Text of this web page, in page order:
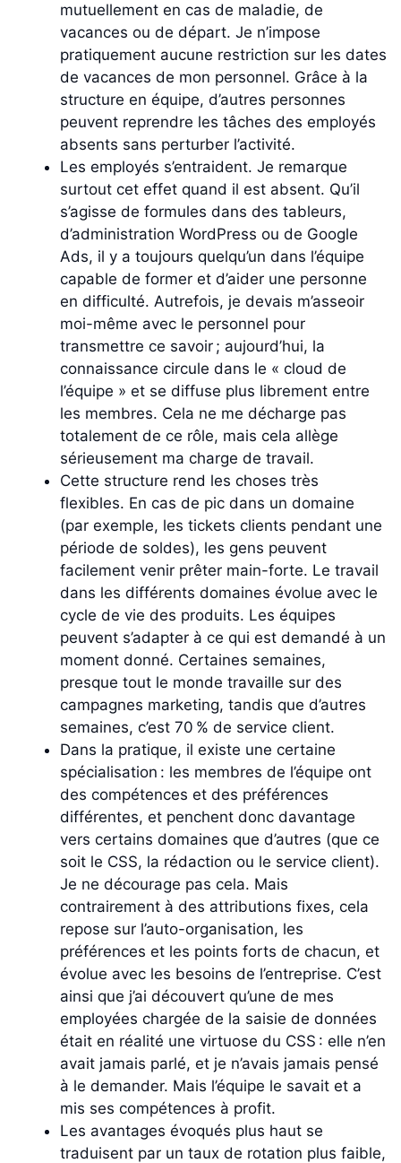
mutuellement en cas de maladie, de
vacances ou de départ. Je n’impose
pratiquement aucune restriction sur les dates
de vacances de mon personnel. Grâce à la
structure en équipe, d’autres personnes
peuvent reprendre les tâches des employés
absents sans perturber l’activité.
Les employés s’entraident. Je remarque
surtout cet effet quand il est absent. Qu’il
s’agisse de formules dans des tableurs,
d’administration WordPress ou de Google
Ads, il y a toujours quelqu’un dans l’équipe
capable de former et d’aider une personne
en difficulté. Autrefois, je devais m’asseoir
moi-même avec le personnel pour
transmettre ce savoir ; aujourd’hui, la
connaissance circule dans le « cloud de
l’équipe » et se diffuse plus librement entre
les membres. Cela ne me décharge pas
totalement de ce rôle, mais cela allège
sérieusement ma charge de travail.
Cette structure rend les choses très
flexibles. En cas de pic dans un domaine
(par exemple, les tickets clients pendant une
période de soldes), les gens peuvent
facilement venir prêter main-forte. Le travail
dans les différents domaines évolue avec le
cycle de vie des produits. Les équipes
peuvent s’adapter à ce qui est demandé à un
moment donné. Certaines semaines,
presque tout le monde travaille sur des
campagnes marketing, tandis que d’autres
semaines, c’est 70 % de service client.
Dans la pratique, il existe une certaine
spécialisation : les membres de l’équipe ont
des compétences et des préférences
différentes, et penchent donc davantage
vers certains domaines que d’autres (que ce
soit le CSS, la rédaction ou le service client).
Je ne décourage pas cela. Mais
contrairement à des attributions fixes, cela
repose sur l’auto-organisation, les
préférences et les points forts de chacun, et
évolue avec les besoins de l’entreprise. C’est
ainsi que j’ai découvert qu’une de mes
employées chargée de la saisie de données
était en réalité une virtuose du CSS : elle n’en
avait jamais parlé, et je n’avais jamais pensé
à le demander. Mais l’équipe le savait et a
mis ses compétences à profit.
Les avantages évoqués plus haut se
traduisent par un taux de rotation plus faible,